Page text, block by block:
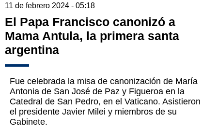
11 de febrero 2024 - 05:18
El Papa Francisco canonizó a
Mama Antula, la primera santa
argentina
Fue celebrada la misa de canonización de María
Antonia de San José de Paz y Figueroa en la
Catedral de San Pedro, en el Vaticano. Asistieron
el presidente Javier Milei y miembros de su
Gabinete.